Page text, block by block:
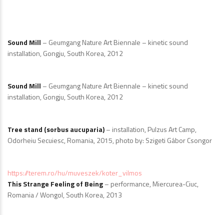
Sound Mill – Geumgang Nature Art Biennale – kinetic sound
installation, Gongju, South Korea, 2012
Sound Mill – Geumgang Nature Art Biennale – kinetic sound
installation, Gongju, South Korea, 2012
Tree stand (sorbus aucuparia)– installation, Pulzus Art Camp,
Odorheiu Secuiesc, Romania, 2015, photo by: Szigeti Gábor Csongor
https://terem.ro/hu/muveszek/koter_vilmos
This Strange Feeling of Being– performance, Miercurea-Ciuc,
Romania / Wongol, South Korea, 2013